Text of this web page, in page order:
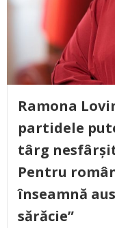
Ramona
partidele
târg
Pentru
înseamnă
sărăcie”